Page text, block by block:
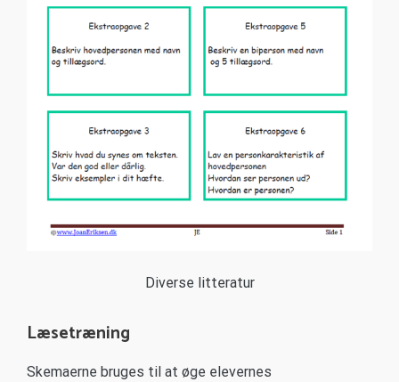
Diverse litteratur
Læsetræning
Skemaerne bruges til at øge elevernes